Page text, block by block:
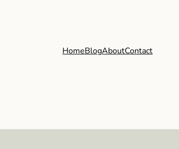
HomeBlogAboutContact